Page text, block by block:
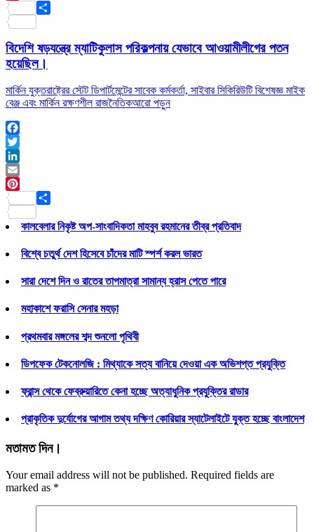
Pinterest
বিদেশি ষড়যন্ত্রে ম্যাটিকুলাস পরিকল্পনায় যেভাবে আওয়ামীলীগের পতন
হয়েছিল।
মার্কিন যুক্তরাষ্ট্রের স্টেট ডিপার্টমেন্টের সাবেক কর্মকর্তা, সাইবার সিকিরিউটি বিশেষজ্ঞ মাইক
বেঞ্জ এবং মার্কিন রক্ষণশীল রাজনৈতিকআরো পড়ুন
Facebook
Twitter
LinkedIn
Email
Pinterest
কালবেলার নিকৃষ্ট অপ-সাংবাদিকতা মাহবুব রহমানের তীব্র প্রতিবাদ
বিশ্বে চতুর্থ দেশ হিসেবে চাঁদের মাটি স্পর্শ করল ভারত
সারা দেশে দিন ও রাতের তাপমাত্রা সামান্য হ্রাস পেতে পারে
মহাকাশে ফরাসি সেনার মহড়া
প্রথমবার মঙ্গলের শব্দ শুনলো পৃথিবী
ডিপফেক টেকনোলজি : মিথ্যাকে সত্য বানিয়ে দেওয়া এক অভিশপ্ত প্রযুক্তি
ফ্রান্স থেকে ফেব্রুয়ারিতে কেনা হচ্ছে অত্যাধুনিক প্রযুক্তির রাডার
প্রাকৃতিক দুর্যোগের আগাম তথ্য দক্ষিণ কোরিয়ার স্যাটেলাইটে যুক্ত হচ্ছে বাংলাদেশ
মতামত দিন।
Your email address will not be published. Required fields are
marked as *